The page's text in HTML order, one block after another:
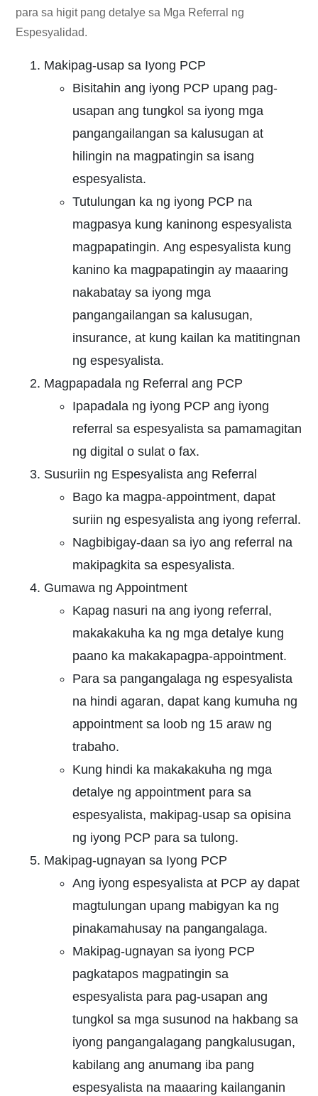
para sa higit pang detalye sa Mga Referral ng
Espesyalidad.
Makipag-usap sa Iyong PCP
Bisitahin ang iyong PCP upang pag-
usapan ang tungkol sa iyong mga
pangangailangan sa kalusugan at
hilingin na magpatingin sa isang
espesyalista.
Tutulungan ka ng iyong PCP na
magpasya kung kaninong espesyalista
magpapatingin. Ang espesyalista kung
kanino ka magpapatingin ay maaaring
nakabatay sa iyong mga
pangangailangan sa kalusugan,
insurance, at kung kailan ka matitingnan
ng espesyalista.
Magpapadala ng Referral ang PCP
Ipapadala ng iyong PCP ang iyong
referral sa espesyalista sa pamamagitan
ng digital o sulat o fax.
Susuriin ng Espesyalista ang Referral
Bago ka magpa-appointment, dapat
suriin ng espesyalista ang iyong referral.
Nagbibigay-daan sa iyo ang referral na
makipagkita sa espesyalista.
Gumawa ng Appointment
Kapag nasuri na ang iyong referral,
makakakuha ka ng mga detalye kung
paano ka makakapagpa-appointment.
Para sa pangangalaga ng espesyalista
na hindi agaran, dapat kang kumuha ng
appointment sa loob ng 15 araw ng
trabaho.
Kung hindi ka makakakuha ng mga
detalye ng appointment para sa
espesyalista, makipag-usap sa opisina
ng iyong PCP para sa tulong.
Makipag-ugnayan sa Iyong PCP
Ang iyong espesyalista at PCP ay dapat
magtulungan upang mabigyan ka ng
pinakamahusay na pangangalaga.
Makipag-ugnayan sa iyong PCP
pagkatapos magpatingin sa
espesyalista para pag-usapan ang
tungkol sa mga susunod na hakbang sa
iyong pangangalagang pangkalusugan,
kabilang ang anumang iba pang
espesyalista na maaaring kailanganin